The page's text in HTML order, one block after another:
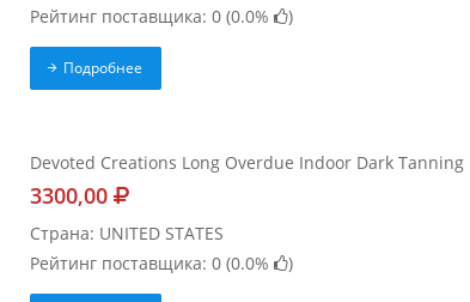
Рейтинг поставщика: 0 (0.0% )
Подробнее
Devoted Creations Long Overdue Indoor Dark Tanning
3300,00
Страна: UNITED STATES
Рейтинг поставщика: 0 (0.0% )